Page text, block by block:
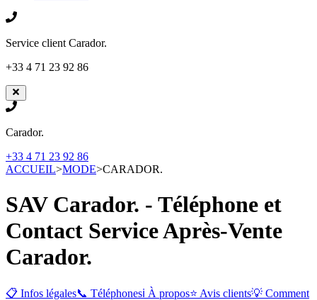
Service client Carador.
+33 4 71 23 92 86
Carador.
+33 4 71 23 92 86
ACCUEIL>MODE>CARADOR.
SAV Carador. - Téléphone et
Contact Service Après-Vente
Carador.
📋 Infos légales📞 Téléphonesℹ️ À propos⭐ Avis clients💡 Comment